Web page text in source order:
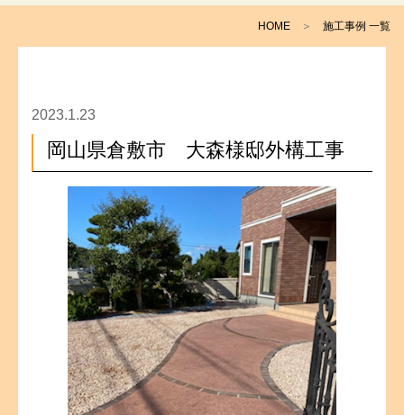
HOME ＞ 施工事例 一覧
2023.1.23
岡山県倉敷市 大森様邸外構工事